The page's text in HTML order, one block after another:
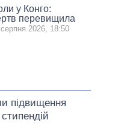
у Конго:
перевищила
2026, 18:50
підвищення